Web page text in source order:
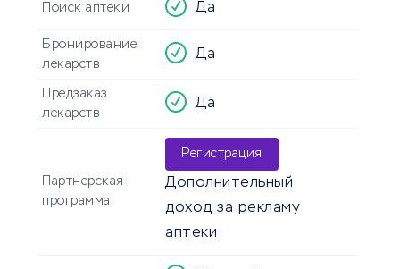
Поиск аптеки Да
Бронирование
лекарств
Да
Предзаказ
лекарств
Да
Партнерская
программа
Регистрация
Дополнительный
доход за рекламу
аптеки